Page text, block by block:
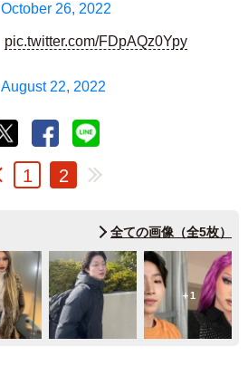
October 26, 2022
pic.twitter.com/FDpAQz0Ypy
August 22, 2022
1 2
全ての画像（全5枚）
1